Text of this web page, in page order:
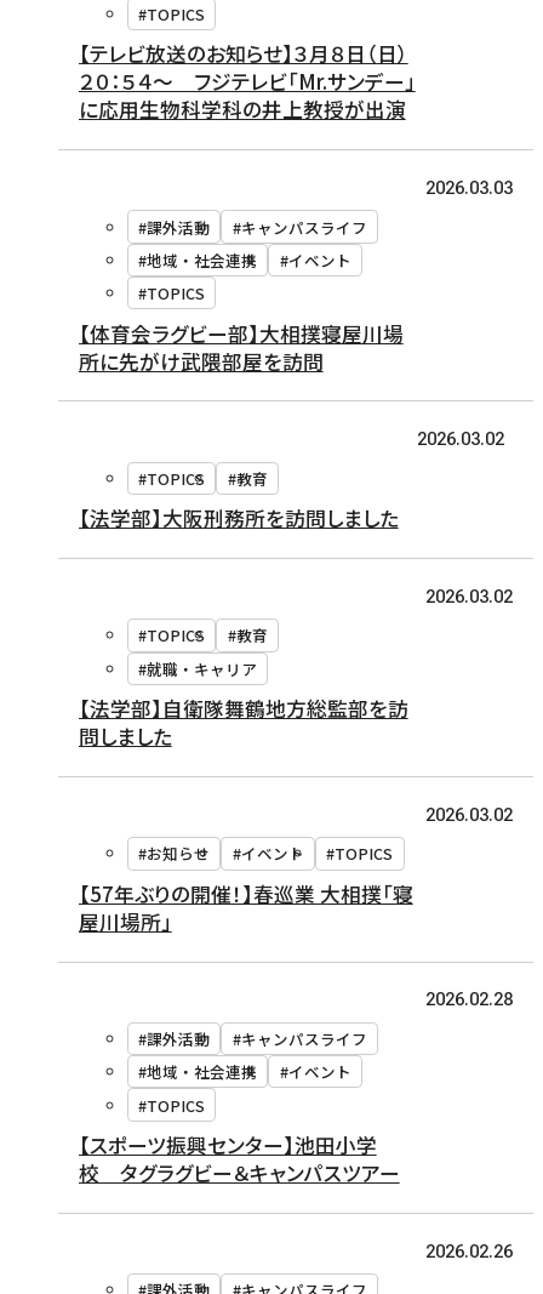
#TOPICS
【テレビ放送のお知らせ】３月８日（日）
２０：５４～ フジテレビ「Mr.サンデー」
に応用生物科学科の井上教授が出演
2026.03.03
#課外活動
#キャンパスライフ
#地域・社会連携
#イベント
#TOPICS
【体育会ラグビー部】大相撲寝屋川場
所に先がけ武隈部屋を訪問
2026.03.02
#TOPICS #教育
【法学部】大阪刑務所を訪問しました
2026.03.02
#TOPICS
#教育
#就職・キャリア
【法学部】自衛隊舞鶴地方総監部を訪
問しました
2026.03.02
#お知らせ #イベント #TOPICS
【57年ぶりの開催！】春巡業 大相撲「寝
屋川場所」
2026.02.28
#課外活動
#キャンパスライフ
#地域・社会連携
#イベント
#TOPICS
【スポーツ振興センター】池田小学
校 タグラグビー＆キャンパスツアー
2026.02.26